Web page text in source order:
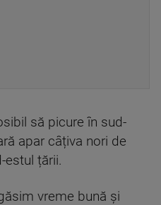
să picure în sud-
apar câțiva nori de
estul țării.
vreme bună și